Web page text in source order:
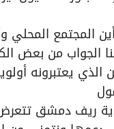
المجتمع المحلي
الجواب من بعض
الذي يعتبرونه
ريف دمشق تتعرض